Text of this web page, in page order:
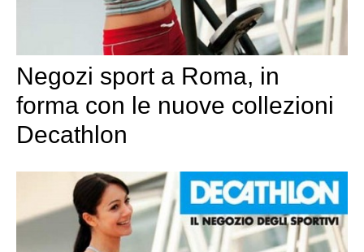
Negozi sport a Roma, in
forma con le nuove collezioni
Decathlon